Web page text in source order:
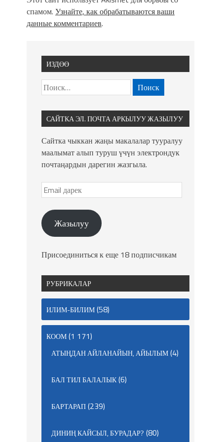
спамом. Узнайте, как обрабатываются ваши
данные комментариев.
ИЗДӨӨ
САЙТКА ЭЛ. ПОЧТА АРКЫЛУУ ЖАЗЫЛУУ
Сайтка чыккан жаңы макалалар тууралуу
маалымат алып туруш үчүн электрондук
почтаңардын дарегин жазгыла.
Жазылуу
Присоединиться к еще 18 подписчикам
РУБРИКАЛАР
ИЛИМ-БИЛИМ(58)
КООМ(1 171)
АТЫҢДАН АЙЛАНАЙЫН, АЙЫЛЫМ(4)
БАЛ ТИЛ БАЛАЛЫК(6)
БАРТАРАП(239)
ДИНИҢ КАЙСЫЛ, БУРАДАР? (80)